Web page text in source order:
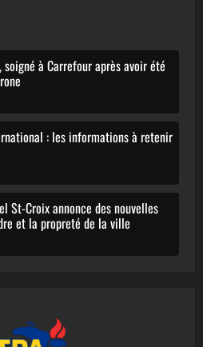
soigné à Carrefour après avoir été
: les informations à retenir
St-Croix annonce des nouvelles
et la propreté de la ville